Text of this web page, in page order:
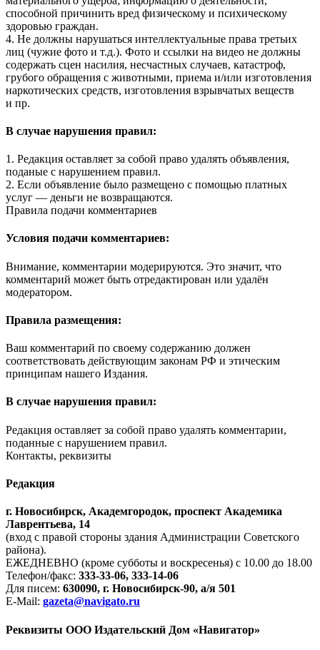
способной причинить вред физическому и психическому
здоровью граждан.
4. Не должны нарушаться интеллектуальные права третьих
лиц (чужие фото и т.д.). Фото и ссылки на видео не должны
содержать сцен насилия, несчастных случаев, катастроф,
грубого обращения с животными, приема и/или изготовления
наркотических средств, изготовления взрывчатых веществ
и пр.
В случае нарушения правил:
1. Редакция оставляет за собой право удалять объявления,
поданые с нарушением правил.
2. Если объявление было размещено с помощью платных
услуг — деньги не возвращаются.
Правила подачи комментариев
Условия подачи комментариев:
Внимание, комментарии модерируются. Это значит, что
комментарий может быть отредактирован или удалён
модератором.
Правила размещения:
Ваш комментарий по своему содержанию должен
соответствовать действующим законам РФ и этическим
принципам нашего Издания.
В случае нарушения правил:
Редакция оставляет за собой право удалять комментарии,
поданные с нарушением правил.
Контакты, реквизиты
Редакция
г. Новосибирск, Академгородок, проспект Академика
Лаврентьева, 14
(вход с правой стороны здания Администрации Советского
района).
ЕЖЕДНЕВНО (кроме субботы и воскресенья) с 10.00 до 18.00
Телефон/факс: 333-33-06, 333-14-06
Для писем: 630090, г. Новосибирск-90, а/я 501
E-Mail: gazeta@navigato.ru
Реквизиты ООО Издательский Дом «Навигатор»